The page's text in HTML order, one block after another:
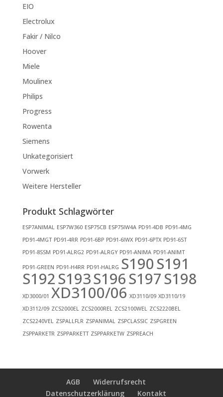
EIO
Electrolux
Fakir / Nilco
Hoover
Miele
Moulinex
Philips
Progress
Rowenta
Siemens
Unkategorisiert
Vorwerk
Weitere Hersteller
Produkt Schlagwörter
ESP7ANIMAL ESP7W360 ESP75CB ESP75IW4A PD91-4DB PD91-4MG
PD91-4MGT PD91-4RR PD91-6BP PD91-6IWX PD91-6PTX PD91-6ST
PD91-8SSM PD91-ALRG2 PD91-ALRGY PD91-ANIMA PD91-ANIMT
PD91-GREEN PD91-H4RR PD91-HALRG S190S191
S192S193S196S197S198
XD3000/01 XD3100/06 XD3110/09 XD3110/19
XD3112/09 ZCS2000EL ZCS2000REL ZCS2100WEL ZCS2220BEL
ZCS2240VEL ZSPALLFLR ZSPANIMAL ZSPCLASSIC ZSPGREEN
ZSPPARKETR ZSPPARKETT ZSPPARKETW ZSPREACH
AGB
Widerrufsrecht
Datenschutzerklärung
Kontakt